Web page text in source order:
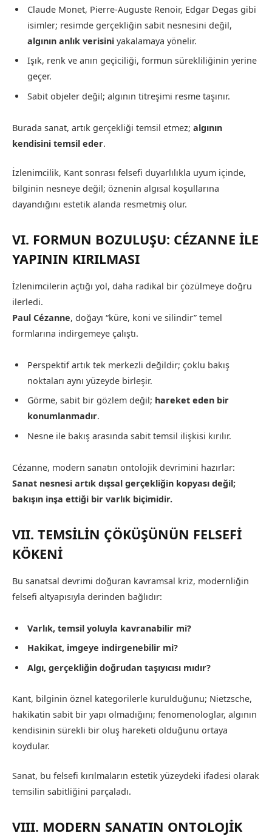
Claude Monet, Pierre-Auguste Renoir, Edgar Degas gibi
isimler; resimde gerçekliğin sabit nesnesini değil,
algının anlık verisini yakalamaya yönelir.
Işık, renk ve anın geçiciliği, formun sürekliliğinin yerine
geçer.
Sabit objeler değil; algının titreşimi resme taşınır.
Burada sanat, artık gerçekliği temsil etmez; algının
kendisini temsil eder.
İzlenimcilik, Kant sonrası felsefi duyarlılıkla uyum içinde,
bilginin nesneye değil; öznenin algısal koşullarına
dayandığını estetik alanda resmetmiş olur.
VI. FORMUN BOZULUŞU: CÉZANNE İLE
YAPININ KIRILMASI
İzlenimcilerin açtığı yol, daha radikal bir çözülmeye doğru
ilerledi.
Paul Cézanne, doğayı “küre, koni ve silindir” temel
formlarına indirgemeye çalıştı.
Perspektif artık tek merkezli değildir; çoklu bakış
noktaları aynı yüzeyde birleşir.
Görme, sabit bir gözlem değil; hareket eden bir
konumlanmadır.
Nesne ile bakış arasında sabit temsil ilişkisi kırılır.
Cézanne, modern sanatın ontolojik devrimini hazırlar:
Sanat nesnesi artık dışsal gerçekliğin kopyası değil;
bakışın inşa ettiği bir varlık biçimidir.
VII. TEMSİLİN ÇÖKÜŞÜNÜN FELSEFİ
KÖKENİ
Bu sanatsal devrimi doğuran kavramsal kriz, modernliğin
felsefi altyapısıyla derinden bağlıdır:
Varlık, temsil yoluyla kavranabilir mi?
Hakikat, imgeye indirgenebilir mi?
Algı, gerçekliğin doğrudan taşıyıcısı mıdır?
Kant, bilginin öznel kategorilerle kurulduğunu; Nietzsche,
hakikatin sabit bir yapı olmadığını; fenomenologlar, algının
kendisinin sürekli bir oluş hareketi olduğunu ortaya
koydular.
Sanat, bu felsefi kırılmaların estetik yüzeydeki ifadesi olarak
temsilin sabitliğini parçaladı.
VIII. MODERN SANATIN ONTOLOJİK